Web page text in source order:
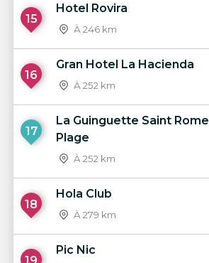
15
Hotel Rovira
À 246 km
16
Gran Hotel La Hacienda
À 252 km
17
La Guinguette Saint Rome
Plage
À 252 km
18
Hola Club
À 279 km
Pic Nic